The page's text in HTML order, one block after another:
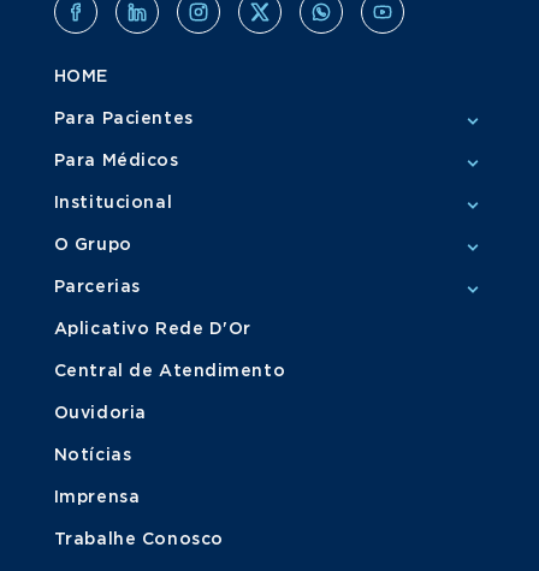
HOME
Para Pacientes
Para Médicos
Institucional
O Grupo
Parcerias
Aplicativo Rede D'Or
Central de Atendimento
Ouvidoria
Notícias
Imprensa
Trabalhe Conosco